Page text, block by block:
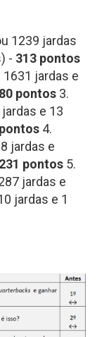
1239 jardas
- 313 pontos
1631 jardas e
pontos 3.
e 13
pontos 4.
jardas e
231 pontos 5.
jardas e
jardas e 1